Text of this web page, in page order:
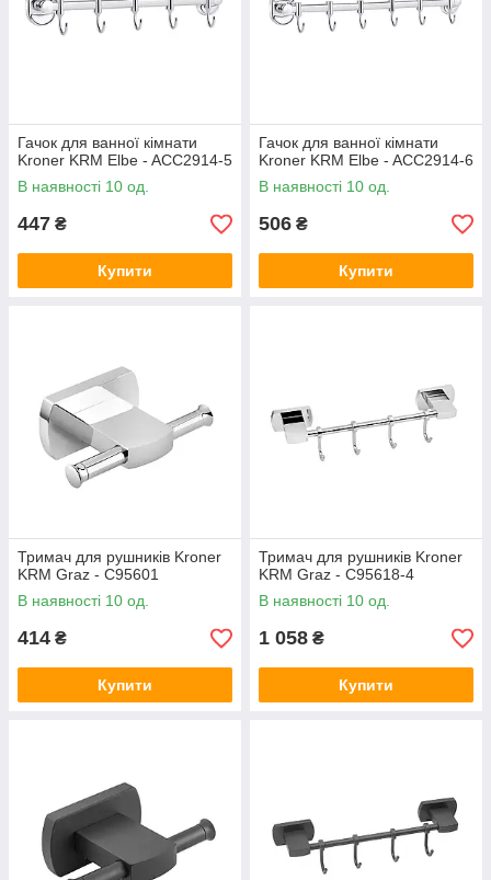
Гачок для ванної кімнати
Kroner KRM Elbe - ACC2914-5
В наявності 10 од.
447 ₴
Купити
Гачок для ванної кімнати
Kroner KRM Elbe - ACC2914-6
В наявності 10 од.
506 ₴
Купити
Тримач для рушників Kroner
KRM Graz - C95601
В наявності 10 од.
414 ₴
Купити
Тримач для рушників Kroner
KRM Graz - C95618-4
В наявності 10 од.
1 058 ₴
Купити